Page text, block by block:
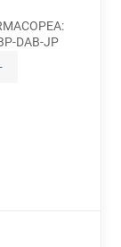
DAB-JP